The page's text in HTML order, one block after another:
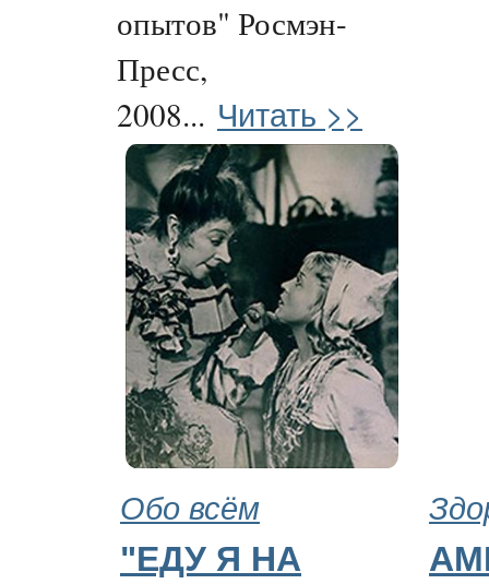
опытов" Росмэн-
Пресс,
2008... Читать >>
Обо всём
"ЕДУ Я НА